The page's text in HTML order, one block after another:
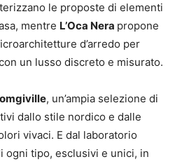
le proposte di elementi
mentre L’Oca Nera propone
d’arredo per
un lusso discreto e misurato.
, un’ampia selezione di
dallo stile nordico e dalle
vivaci. E dal laboratorio
ogni tipo, esclusivi e unici, in